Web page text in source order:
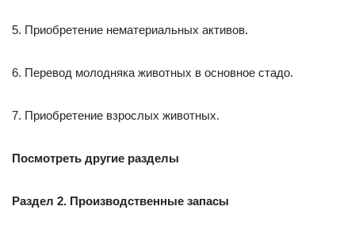
5. Приобретение нематериальных активов.
6. Перевод молодняка животных в основное стадо.
7. Приобретение взрослых животных.
Посмотреть другие разделы
Раздел 2. Производственные запасы